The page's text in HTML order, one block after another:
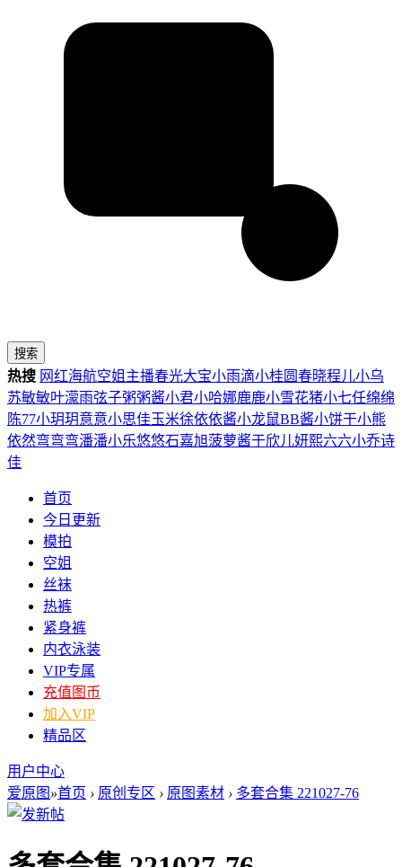
搜索
热搜 网红海航空姐 主播春光大宝小雨滴小桂圆春晓程儿小乌
苏敏敏叶濛雨弦子粥粥酱小君小哈娜鹿鹿小雪花猪小七任绵绵
陈77小玥玥意意小思佳玉米徐依依酱小龙鼠BB酱小饼干小熊
依然弯弯弯潘潘小乐悠悠石嘉旭菠萝酱于欣儿妍熙六六小乔诗
佳
首页
今日更新
模拍
空姐
丝袜
热裤
紧身裤
内衣泳装
VIP专属
充值图币
加入VIP
精品区
用户中心
爱原图 »首页 › 原创专区 › 原图素材 › 多套合集 221027-76